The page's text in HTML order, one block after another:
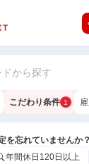
から探す
こだわり条件 1
を忘れていませんか？
年間休日120日以上